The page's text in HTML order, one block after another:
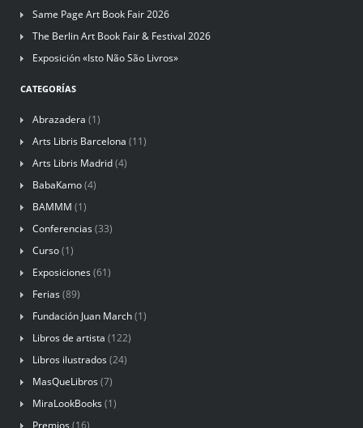
Same Page Art Book Fair 2026
The Berlin Art Book Fair & Festival 2026
Exposición «Isto Não São Livros»
CATEGORÍAS
Abrazadera (1)
Arts Libris Barcelona (11)
Arts Libris Madrid(4)
BabaKamo(4)
BAMMM (1)
Conferencias (33)
Curso(1)
Exposiciones (61)
Ferias (89)
Fundación Juan March(1)
Libros de artista (122)
Libros ilustrados (24)
MasQueLibros (7)
MiraLookBooks (1)
Premios (16)